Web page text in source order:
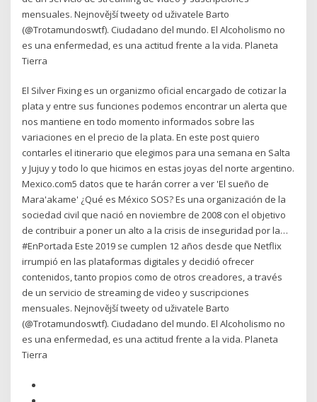
mensuales. Nejnovější tweety od uživatele Barto
(@Trotamundoswtf). Ciudadano del mundo. El Alcoholismo no
es una enfermedad, es una actitud frente a la vida. Planeta
Tierra
El Silver Fixing es un organizmo oficial encargado de cotizar la
plata y entre sus funciones podemos encontrar un alerta que
nos mantiene en todo momento informados sobre las
variaciones en el precio de la plata. En este post quiero
contarles el itinerario que elegimos para una semana en Salta
y Jujuy y todo lo que hicimos en estas joyas del norte argentino.
Mexico.com5 datos que te harán correr a ver 'El sueño de
Mara'akame' ¿Qué es México SOS? Es una organización de la
sociedad civil que nació en noviembre de 2008 con el objetivo
de contribuir a poner un alto a la crisis de inseguridad por la…
#EnPortada Este 2019 se cumplen 12 años desde que Netflix
irrumpió en las plataformas digitales y decidió ofrecer
contenidos, tanto propios como de otros creadores, a través
de un servicio de streaming de video y suscripciones
mensuales. Nejnovější tweety od uživatele Barto
(@Trotamundoswtf). Ciudadano del mundo. El Alcoholismo no
es una enfermedad, es una actitud frente a la vida. Planeta
Tierra